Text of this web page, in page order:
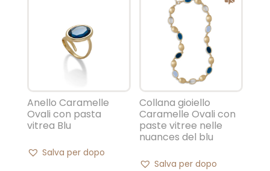
Anello Caramelle
Ovali con pasta
vitrea Blu
Salva per dopo
Collana gioiello
Caramelle Ovali con
paste vitree nelle
nuances del blu
Salva per dopo